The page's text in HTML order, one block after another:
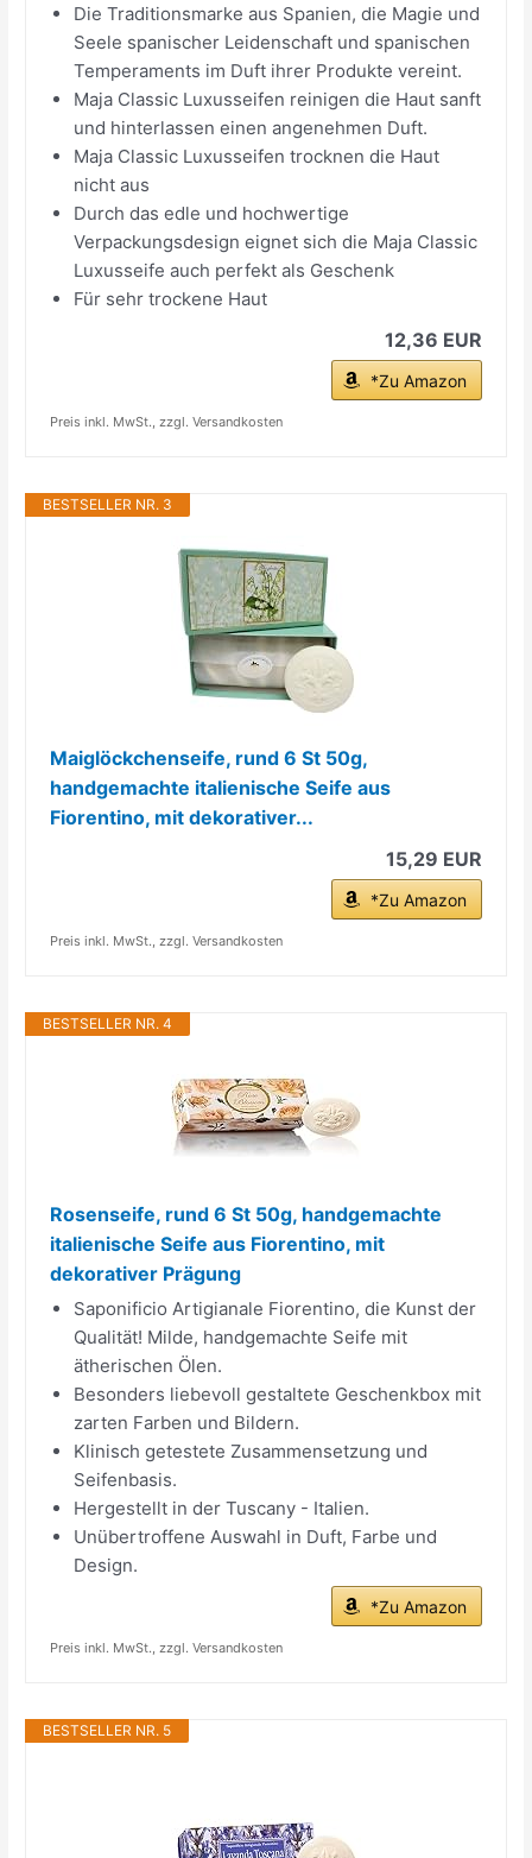
Die Traditionsmarke aus Spanien, die Magie und
Seele spanischer Leidenschaft und spanischen
Temperaments im Duft ihrer Produkte vereint.
Maja Classic Luxusseifen reinigen die Haut sanft
und hinterlassen einen angenehmen Duft.
Maja Classic Luxusseifen trocknen die Haut
nicht aus
Durch das edle und hochwertige
Verpackungsdesign eignet sich die Maja Classic
Luxusseife auch perfekt als Geschenk
Für sehr trockene Haut
12,36 EUR
*Zu Amazon
Preis inkl. MwSt., zzgl. Versandkosten
BESTSELLER NR. 3
Maiglöckchenseife, rund 6 St 50g,
handgemachte italienische Seife aus
Fiorentino, mit dekorativer...
15,29 EUR
*Zu Amazon
Preis inkl. MwSt., zzgl. Versandkosten
BESTSELLER NR. 4
Rosenseife, rund 6 St 50g, handgemachte
italienische Seife aus Fiorentino, mit
dekorativer Prägung
Saponificio Artigianale Fiorentino, die Kunst der
Qualität! Milde, handgemachte Seife mit
ätherischen Ölen.
Besonders liebevoll gestaltete Geschenkbox mit
zarten Farben und Bildern.
Klinisch getestete Zusammensetzung und
Seifenbasis.
Hergestellt in der Tuscany - Italien.
Unübertroffene Auswahl in Duft, Farbe und
Design.
*Zu Amazon
Preis inkl. MwSt., zzgl. Versandkosten
BESTSELLER NR. 5